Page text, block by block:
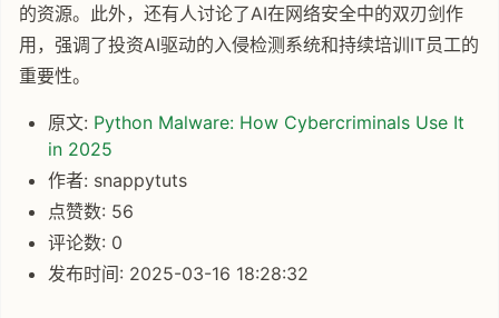
的资源。此外，还有人讨论了AI在网络安全中的双刃剑作
用，强调了投资AI驱动的入侵检测系统和持续培训IT员工的
重要性。
原文: Python Malware: How Cybercriminals Use It
in 2025
作者: snappytuts
点赞数: 56
评论数: 0
发布时间: 2025-03-16 18:28:32